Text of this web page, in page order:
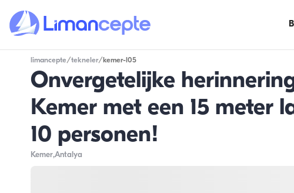
limancepte/tekneler/ kemer-l05
Onvergetelijke
Kemer met een 15 meter
10 personen!
Kemer,Antalya